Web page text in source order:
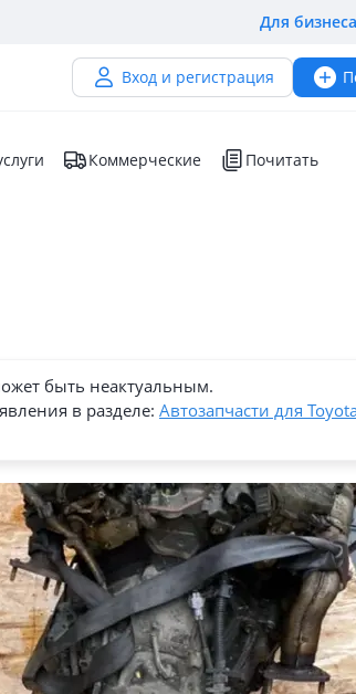
Для бизнеса
Вход и регистрация
Коммерческие Почитать
быть неактуальным.
в разделе: Автозапчасти для